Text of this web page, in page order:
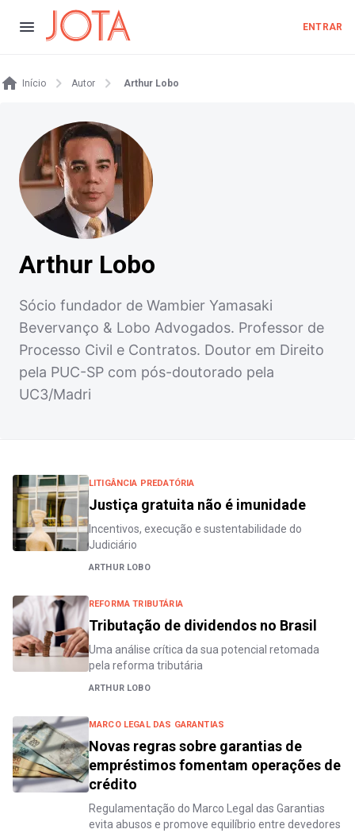
ENTRAR
Início Autor Arthur Lobo
Arthur Lobo
Sócio fundador de Wambier Yamasaki
Bevervanço & Lobo Advogados. Professor de
Processo Civil e Contratos. Doutor em Direito
pela PUC-SP com pós-doutorado pela
UC3/Madri
LITIGÂNCIA PREDATÓRIA
Justiça gratuita não é imunidade
Incentivos, execução e sustentabilidade do
Judiciário
ARTHUR LOBO
REFORMA TRIBUTÁRIA
Tributação de dividendos no Brasil
Uma análise crítica da sua potencial retomada
pela reforma tributária
ARTHUR LOBO
MARCO LEGAL DAS GARANTIAS
Novas regras sobre garantias de
empréstimos fomentam operações de
crédito
Regulamentação do Marco Legal das Garantias
evita abusos e promove equilíbrio entre devedores